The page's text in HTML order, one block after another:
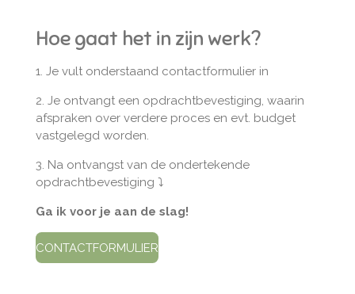
Hoe gaat het in zijn werk?
1. Je vult onderstaand contactformulier in
2. Je ontvangt een opdrachtbevestiging, waarin
afspraken over verdere proces en evt. budget
vastgelegd worden.
3. Na ontvangst van de ondertekende
opdrachtbevestiging ⤵
Ga ik voor je aan de slag!
CONTACTFORMULIER